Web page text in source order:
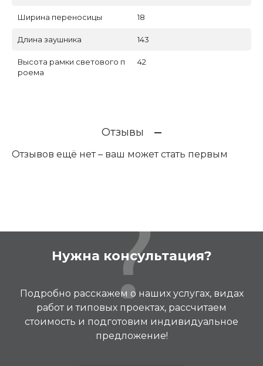
Ширина переносицы 18
Длина заушника 143
Высота рамки светового п
роема
42
Отзывы
Отзывов ещё нет – ваш может стать первым
Нужна консультация?
Подробно расскажем о наших услугах, видах
работ и типовых проектах, рассчитаем
стоимость и подготовим индивидуальное
предложение!